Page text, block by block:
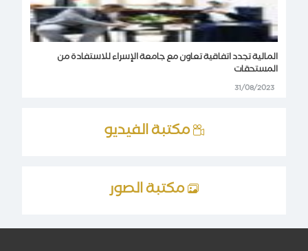
المالية تجدد اتفاقية تعاون مع جامعة الإسراء للاستفادة من
المستحقات
31/08/2023
مكتبة الفيديو
مكتبة الصور